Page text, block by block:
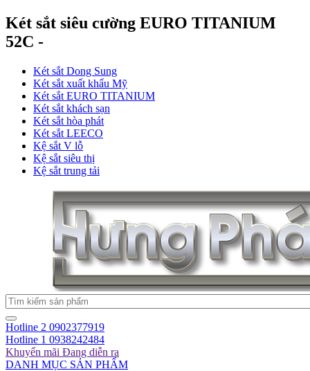
Két sắt siêu cường EURO TITANIUM
52C -
Két sắt Dong Sung
Két sắt xuất khẩu Mỹ
Két sắt EURO TITANIUM
Két sắt khách sạn
Két sắt hòa phát
Két sắt LEECO
Kệ sắt V lỗ
Kệ sắt siêu thị
Kệ sắt trung tải
Hotline 2 0902377919
Hotline 1 0938242484
Khuyến mãi Đang diễn ra
DANH MỤC SẢN PHẨM